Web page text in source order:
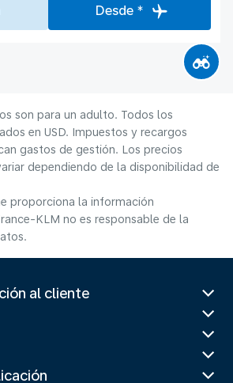
Desde *
son para un adulto. Todos los
en USD. Impuestos y recargos
gastos de gestión. Los precios
dependiendo de la disponibilidad de
proporciona la información
KLM no es responsable de la
al cliente